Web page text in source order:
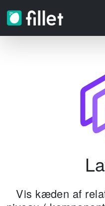
Vis kæden af